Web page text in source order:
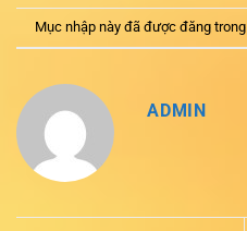
Mục nhập này đã được đăng trong
ADMIN